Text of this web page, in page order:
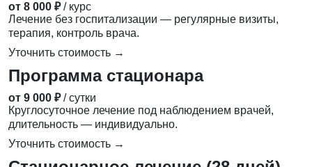
от 8 000 ₽ / курс
Лечение без госпитализации — регулярные визиты,
терапия, контроль врача.
Уточнить стоимость →
Программа стационара
от 9 000 ₽ / сутки
Круглосуточное лечение под наблюдением врачей,
длительность — индивидуально.
Уточнить стоимость →